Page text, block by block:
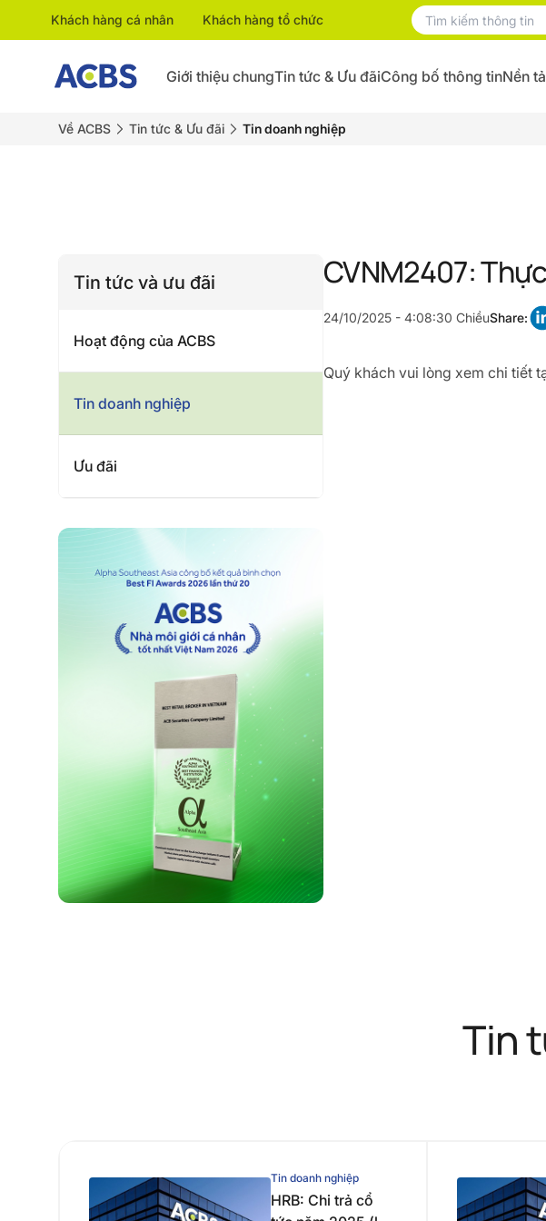
Khách hàng cá nhân Khách hàng tổ chức
Giới thiệu chungTin tức & Ưu đãiCông bố thông tinNền
Về ACBS Tin tức & Ưu đãi Tin doanh nghiệp
Tin tức và ưu đãi
Hoạt động của ACBS
Tin doanh nghiệp
Ưu đãi
CVNM2407:
24/10/2025 - 4:08:30 ChiềuShare:
Quý khách vui lòng xem chi tiết
Tin
Tin doanh nghiệp
HRB: Chi trả cổ